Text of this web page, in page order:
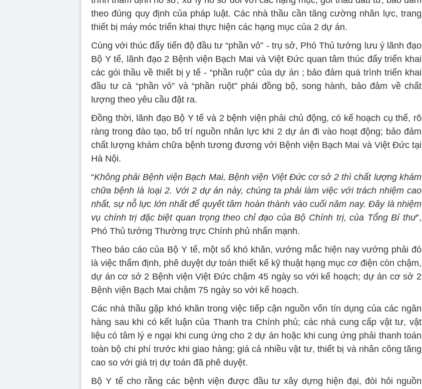
theo đúng quy định của pháp luật. Các nhà thầu cần tăng cường nhân lực, trang
thiết bị máy móc triển khai thực hiện các hạng mục của 2 dự án.
Cùng với thúc đẩy tiến độ đầu tư “phần vỏ” - trụ sở, Phó Thủ tướng lưu ý lãnh đạo
Bộ Y tế, lãnh đạo 2 Bệnh viện Bạch Mai và Việt Đức quan tâm thúc đẩy triển khai
các gói thầu về thiết bị y tế - “phần ruột” của dự án ; bảo đảm quá trình triển khai
đầu tư cả “phần vỏ” và “phần ruột” phải đồng bộ, song hành, bảo đảm về chất
lượng theo yêu cầu đặt ra.
Đồng thời, lãnh đạo Bộ Y tế và 2 bệnh viện phải chủ động, có kế hoạch cụ thể, rõ
ràng trong đào tạo, bố trí nguồn nhân lực khi 2 dự án đi vào hoạt động; bảo đảm
chất lượng khám chữa bệnh tương đương với Bệnh viện Bạch Mai và Việt Đức tại
Hà Nội.
“Không phải Bệnh viện Bạch Mai, Bệnh viện Việt Đức cơ sở 2 thì chất lượng khám
chữa bệnh là loại 2. Với 2 dự án này, chúng ta phải làm việc với trách nhiệm cao
nhất, sự nỗ lực lớn nhất để quyết tâm hoàn thành vào cuối năm nay. Đây là nhiệm
vụ chính trị đặc biệt quan trọng theo chỉ đạo của Bộ Chính trị, của Tổng Bí thư”,
Phó Thủ tướng Thường trực Chính phủ nhấn mạnh.
Theo báo cáo của Bộ Y tế, một số khó khăn, vướng mắc hiện nay vướng phải đó
là việc thẩm định, phê duyệt dự toán thiết kế kỹ thuật hạng mục cơ điện còn chậm,
dự án cơ sở 2 Bệnh viện Việt Đức chậm 45 ngày so với kế hoạch; dự án cơ sở 2
Bệnh viện Bạch Mai chậm 75 ngày so với kế hoạch.
Các nhà thầu gặp khó khăn trong việc tiếp cận nguồn vốn tín dụng của các ngân
hàng sau khi có kết luận của Thanh tra Chính phủ; các nhà cung cấp vật tư, vật
liệu có tâm lý e ngại khi cung ứng cho 2 dự án hoặc khi cung ứng phải thanh toán
toàn bộ chi phí trước khi giao hàng; giá cả nhiều vật tư, thiết bị và nhân công tăng
cao so với giá trị dự toán đã phê duyệt.
Bộ Y tế cho rằng các bệnh viện được đầu tư xây dựng hiện đại, đòi hỏi nguồn